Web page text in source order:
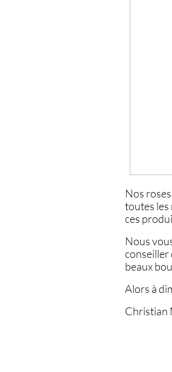
Nos
toutes les
ces
Nous
conseiller
beaux
Alors à
Christian